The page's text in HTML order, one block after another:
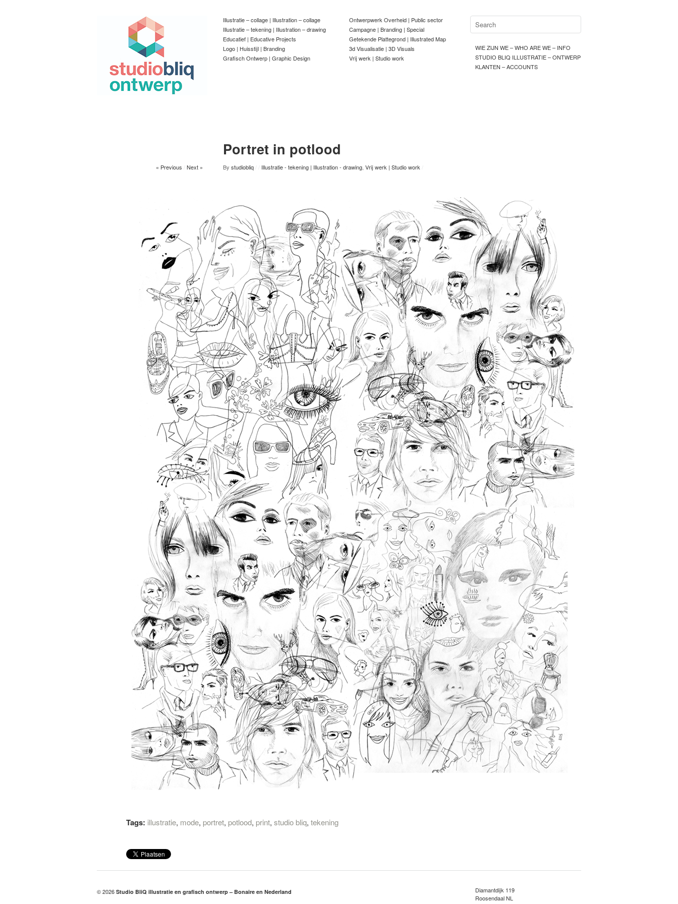
Illustratie – collage | Illustration – collage
Illustratie – tekening | Illustration – drawing
Educatief | Educative Projects
Logo | Huisstijl | Branding
Grafisch Ontwerp | Graphic Design
Ontwerpwerk Overheid | Public sector
Campagne | Branding | Special
Getekende Plattegrond | Illustrated Map
3d Visualisatie | 3D Visuals
Vrij werk | Studio work
WIE ZIJN WE – WHO ARE WE – INFO
STUDIO BLIQ ILLUSTRATIE – ONTWERP
KLANTEN – ACCOUNTS
Portret in potlood
« Previous Next » By studiobliq Illustratie - tekening | Illustration - drawing Vrij werk | Studio work
Tags: illustratie, mode, portret, potlood, print, studio bliq, tekening
© 2026 Studio BliQ illustratie en grafisch ontwerp – Bonaire en Nederland
Diamantdijk 119
Roosendaal NL